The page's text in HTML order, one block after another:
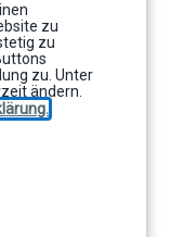
zu
zu
zu. Unter
ändern.